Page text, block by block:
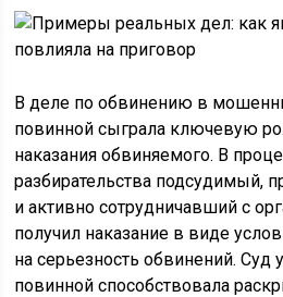
В деле по обвинению в
повинной сыграла ключевую
наказания обвиняемого. В
разбирательства подсудимый,
и активно сотрудничавший с
получил наказание в виде
на серьезность обвинений. Суд
повинной способствовала